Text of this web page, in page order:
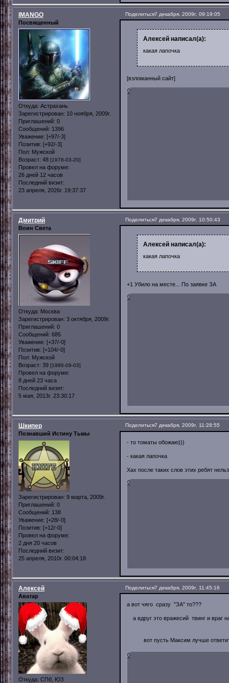
Поделиться7 декабря, 2009г. 09:19:05
IMANGO
Посвященный
Откуда: Астрахань
Зарегистрирован: 10 ноября, 2009г.
Приглашений: 0
Сообщений: 1396
Уважение: [+97/-3]
Позитив: [+92/-3]
Пол: Мужской
Возраст: 48 [1978-03-20]
Провел на форуме:
26 дней 12 часов
Последний визит:
23 апреля, 2026г. 19:37:37
Алексей написал(а):
какая лапочка
[взломанный сайт]
0
Поделиться7 декабря, 2009г. 10:50:43
Дмитрий
Воин Света
Откуда: Москва
Зарегистрирован: 3 октября, 2009г.
Приглашений: 0
Сообщений: 685
Уважение: [+37/-0]
Позитив: [+104/-0]
Пол: Мужской
Возраст: 39 [1986-09-03]
Провел на форуме:
8 дней 23 часа
Последний визит:
5 мая, 2013г. 23:30:17
Алексей написал(а):
какая лапочка
+1 Убило на месте... По заявке ЗА
0
Поделиться7 декабря, 2009г. 11:28:55
Шкипер
Познавший Истину Тьмы
Зарегистрирован: 9 марта, 2009г.
Приглашений: 0
Сообщений: 138
Уважение: [+28/-0]
Позитив: [+12/-0]
Провел на форуме:
2 дня 20 часов
Последний визит:
25 апреля, 2010г. 00:04:18
- то томаты обожаю)))
- какая лапочка
Хах после таких слов этих ребят
0
Поделиться7 декабря, 2009г. 11:45:16
Алексей
Аватар
Откуда: СПб, ЮЗ
а вот чяго сразу "ЗА" то???
а вдруг это вражесий твинг и враг
вот пусть Максим лучше
0